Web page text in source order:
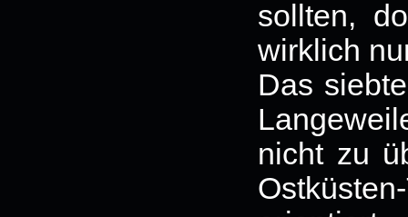
sollten,
wirklich
Das
nicht zu